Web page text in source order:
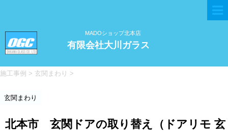
MADOショップ北本店
有限会社大川ガラス
施工事例 > 玄関まわり >
玄関まわり
北本市 玄関ドアの取り替え（ドアリモ 玄